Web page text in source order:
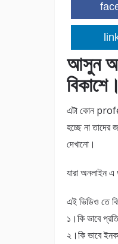
আসুন আয়
বিকাশে।
এটা কোন
হচ্ছে না
দেখানো।
যারা অনলাইন
এই ভিডিও তে
১।কি ভাবে
২।কি ভাবে